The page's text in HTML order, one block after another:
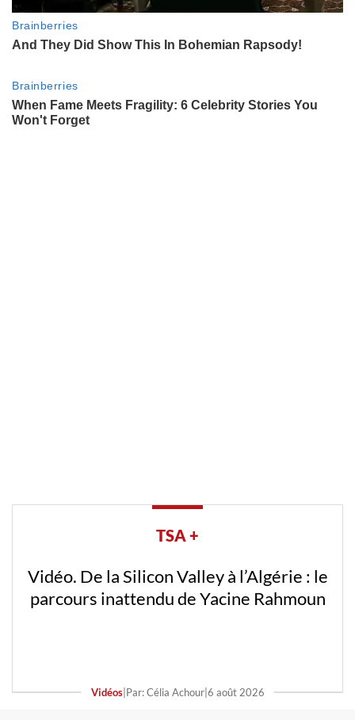
TSA +
Vidéo. De la Silicon Valley à l’Algérie : le
parcours inattendu de Yacine Rahmoun
Vidéos| Par: Célia Achour| 6 août 2026